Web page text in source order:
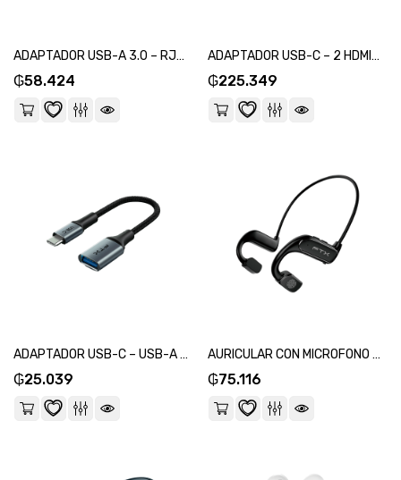
ADAPTADOR USB-A 3.0 – RJ-45 M/H FTX-AML1000-AG 1GBPS/GRIS-SKU:115605
₲58.424
ADAPTADOR USB-C – 2 HDMI/USB-C/USB-A FTX-CM2H8K-AG 8K/60HZ/100W/GRIS-SKU:115582
₲225.349
ADAPTADOR USB-C – USB-A 3.0 M/H FTX-CMAF3.0-AG0.15 5GBPS/GRIS-SKU:115667
₲25.039
AURICULAR CON MICROFONO FTX E07S-BK BT/MIC/TOUCH/IPX4 NEGRO-SKU:124720
₲75.116